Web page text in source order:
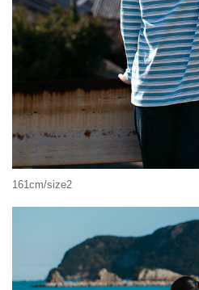
161cm/size2